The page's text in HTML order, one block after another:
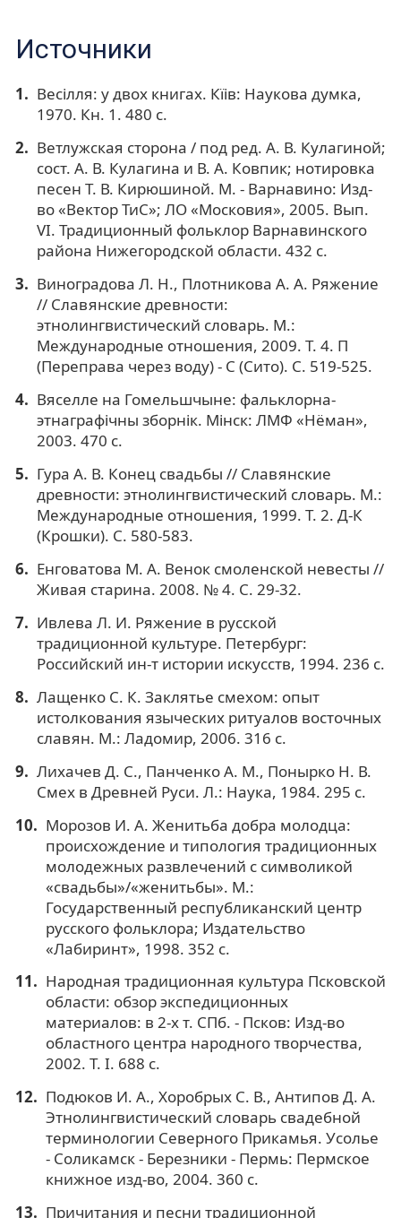
Источники
Весiлля: у двох книгах. Кïiв: Наукова думка,
1970. Кн. 1. 480 с.
Ветлужская сторона / под ред. А. В. Кулагиной;
сост. А. В. Кулагина и В. А. Ковпик; нотировка
песен Т. В. Кирюшиной. М. - Варнавино: Изд-
во «Вектор ТиС»; ЛО «Московия», 2005. Вып.
VI. Традиционный фольклор Варнавинского
района Нижегородской области. 432 с.
Виноградова Л. Н., Плотникова А. А. Ряжение
// Славянские древности:
этнолингвистический словарь. М.:
Международные отношения, 2009. Т. 4. П
(Переправа через воду) - С (Сито). С. 519-525.
Вяселле на Гомельшчыне: фальклорна-
этнаграфiчны зборнiк. Мiнск: ЛМФ «Нёман»,
2003. 470 с.
Гура А. В. Конец свадьбы // Славянские
древности: этнолингвистический словарь. М.:
Международные отношения, 1999. Т. 2. Д-К
(Крошки). С. 580-583.
Енговатова М. А. Венок смоленской невесты //
Живая старина. 2008. № 4. С. 29-32.
Ивлева Л. И. Ряжение в русской
традиционной культуре. Петербург:
Российский ин-т истории искусств, 1994. 236 с.
Лащенко С. К. Заклятье смехом: опыт
истолкования языческих ритуалов восточных
славян. М.: Ладомир, 2006. 316 с.
Лихачев Д. С., Панченко А. М., Понырко Н. В.
Смех в Древней Руси. Л.: Наука, 1984. 295 с.
Морозов И. А. Женитьба добра молодца:
происхождение и типология традиционных
молодежных развлечений с символикой
«свадьбы»/«женитьбы». М.:
Государственный республиканский центр
русского фольклора; Издательство
«Лабиринт», 1998. 352 с.
Народная традиционная культура Псковской
области: обзор экспедиционных
материалов: в 2-х т. СПб. - Псков: Изд-во
областного центра народного творчества,
2002. Т. I. 688 с.
Подюков И. А., Хоробрых С. В., Антипов Д. А.
Этнолингвистический словарь свадебной
терминологии Северного Прикамья. Усолье
- Соликамск - Березники - Пермь: Пермское
книжное изд-во, 2004. 360 с.
Причитания и песни традиционной